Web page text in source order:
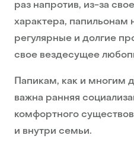
раз напротив, из-за
характера, папильонам
регулярные и долгие
свое вездесущее
Папикам, как и многим
важна ранняя
комфортного
и внутри семьи.